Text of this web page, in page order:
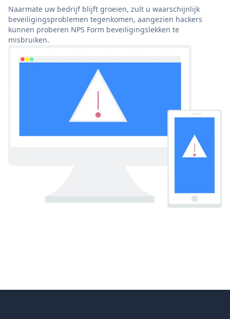
Naarmate uw bedrijf blijft groeien, zult u waarschijnlijk
beveiligingsproblemen tegenkomen, aangezien hackers
kunnen proberen NPS Form beveiligingslekken te
misbruiken.